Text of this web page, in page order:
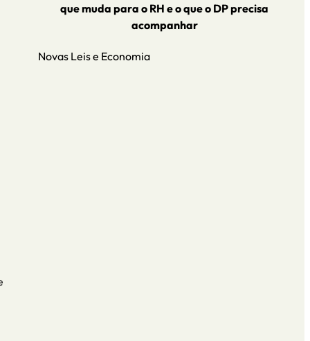
que muda para o RH e o que o DP precisa
acompanhar
Novas Leis e Economia